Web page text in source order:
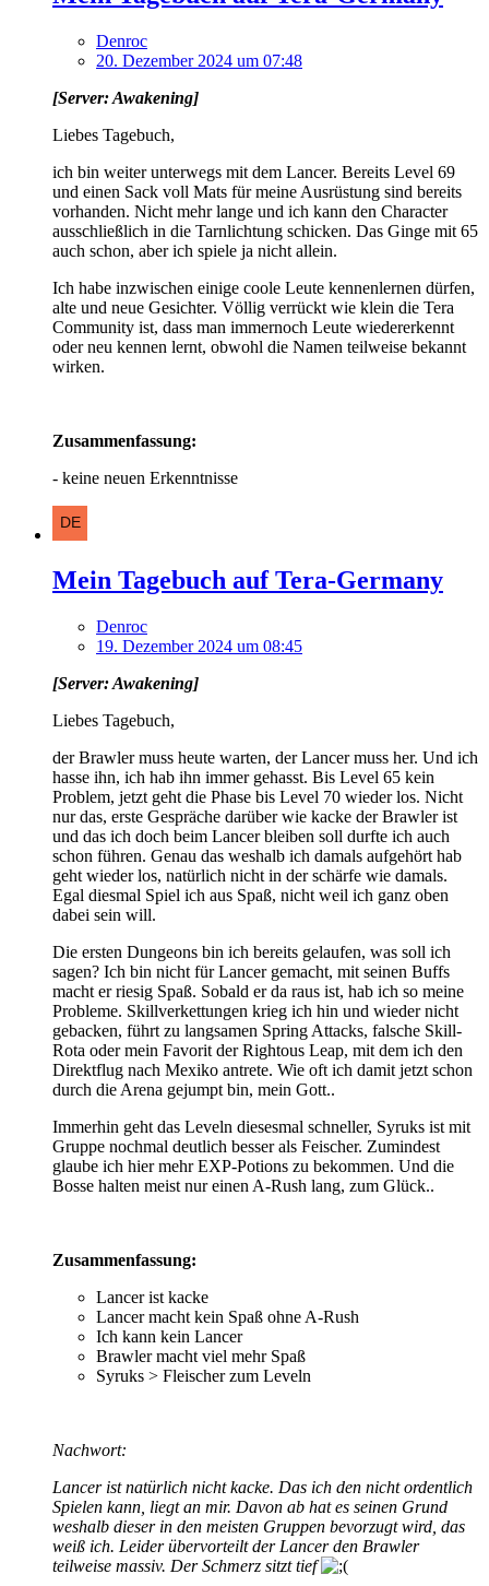
Denroc
20. Dezember 2024 um 07:48
[Server: Awakening]
Liebes Tagebuch,
ich bin weiter unterwegs mit dem Lancer. Bereits Level 69
und einen Sack voll Mats für meine Ausrüstung sind bereits
vorhanden. Nicht mehr lange und ich kann den Character
ausschließlich in die Tarnlichtung schicken. Das Ginge mit 65
auch schon, aber ich spiele ja nicht allein.
Ich habe inzwischen einige coole Leute kennenlernen dürfen,
alte und neue Gesichter. Völlig verrückt wie klein die Tera
Community ist, dass man immernoch Leute wiedererkennt
oder neu kennen lernt, obwohl die Namen teilweise bekannt
wirken.
Zusammenfassung:
- keine neuen Erkenntnisse
Mein Tagebuch auf Tera-Germany
Denroc
19. Dezember 2024 um 08:45
[Server: Awakening]
Liebes Tagebuch,
der Brawler muss heute warten, der Lancer muss her. Und ich
hasse ihn, ich hab ihn immer gehasst. Bis Level 65 kein
Problem, jetzt geht die Phase bis Level 70 wieder los. Nicht
nur das, erste Gespräche darüber wie kacke der Brawler ist
und das ich doch beim Lancer bleiben soll durfte ich auch
schon führen. Genau das weshalb ich damals aufgehört hab
geht wieder los, natürlich nicht in der schärfe wie damals.
Egal diesmal Spiel ich aus Spaß, nicht weil ich ganz oben
dabei sein will.
Die ersten Dungeons bin ich bereits gelaufen, was soll ich
sagen? Ich bin nicht für Lancer gemacht, mit seinen Buffs
macht er riesig Spaß. Sobald er da raus ist, hab ich so meine
Probleme. Skillverkettungen krieg ich hin und wieder nicht
gebacken, führt zu langsamen Spring Attacks, falsche Skill-
Rota oder mein Favorit der Rightous Leap, mit dem ich den
Direktflug nach Mexiko antrete. Wie oft ich damit jetzt schon
durch die Arena gejumpt bin, mein Gott..
Immerhin geht das Leveln diesesmal schneller, Syruks ist mit
Gruppe nochmal deutlich besser als Feischer. Zumindest
glaube ich hier mehr EXP-Potions zu bekommen. Und die
Bosse halten meist nur einen A-Rush lang, zum Glück..
Zusammenfassung:
Lancer ist kacke
Lancer macht kein Spaß ohne A-Rush
Ich kann kein Lancer
Brawler macht viel mehr Spaß
Syruks > Fleischer zum Leveln
Nachwort:
Lancer ist natürlich nicht kacke. Das ich den nicht ordentlich
Spielen kann, liegt an mir. Davon ab hat es seinen Grund
weshalb dieser in den meisten Gruppen bevorzugt wird, das
weiß ich. Leider übervorteilt der Lancer den Brawler
teilweise massiv. Der Schmerz sitzt tief